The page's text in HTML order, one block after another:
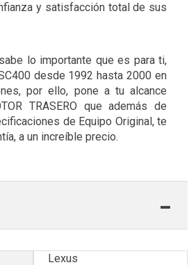
y satisfacción total de sus
lo importante que es para ti,
desde 1992 hasta 2000 en
por ello, pone a tu alcance
TRASERO que además de
de Equipo Original, te
a un increíble precio.
Lexus